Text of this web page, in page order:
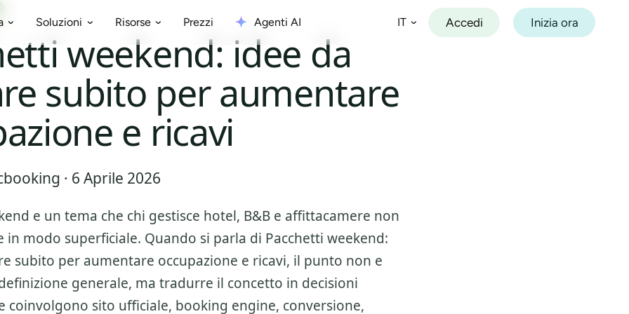
Soluzioni Risorse Prezzi Agenti AI IT Accedi Inizia ora
weekend: idee da
subito per aumentare
e ricavi
· 6 Aprile 2026
e un tema che chi gestisce hotel, B&B e affittacamere non
in modo superficiale. Quando si parla di Pacchetti weekend:
subito per aumentare occupazione e ricavi, il punto non e
generale, ma tradurre il concetto in decisioni
coinvolgono sito ufficiale, booking engine, conversione,